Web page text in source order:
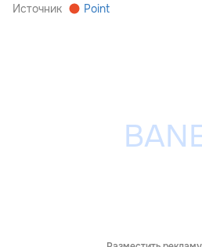
Источник Point